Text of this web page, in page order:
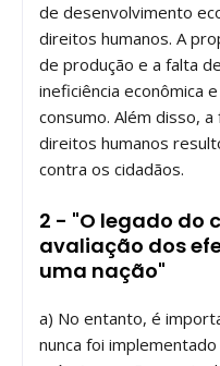
de desenvolvimento
direitos humanos. A
de produção e a falta
ineficiência econômica
consumo. Além disso,
direitos humanos
contra os cidadãos.
2 - "O legado do
avaliação dos
uma nação"
a) No entanto, é
nunca foi